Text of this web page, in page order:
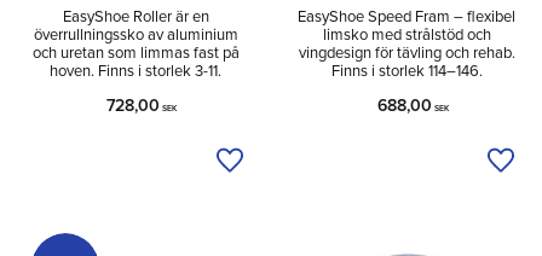
EasyShoe Roller är en
överrullningssko av aluminium
och uretan som limmas fast på
hoven. Finns i storlek 3-11.
728,00 SEK
Lägg till i önskelista
EasyShoe Speed Fram – flexibel
limsko med strålstöd och
vingdesign för tävling och rehab.
Finns i storlek 114–146.
688,00 SEK